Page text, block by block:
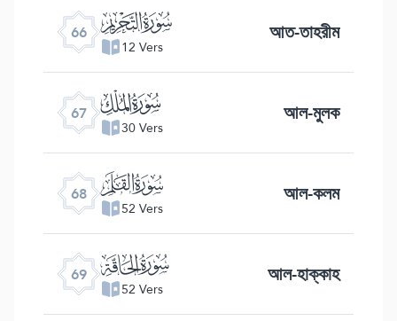
66 ﯯ
12 Vers আত-তাহরীম
67 ﯰ
30 Vers আল-মুলক
68 ﯱ
52 Vers আল-কলম
69 ﯲ
52 Vers আল-হাক্কাহ